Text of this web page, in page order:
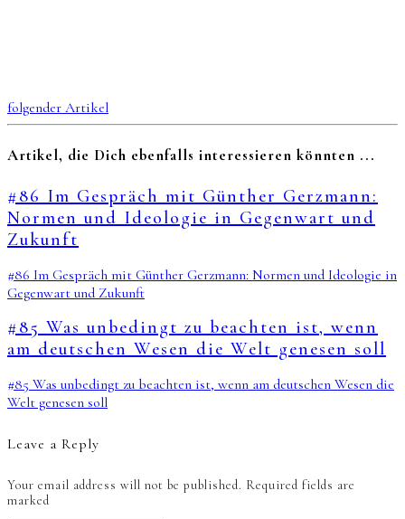
folgender Artikel
Artikel, die Dich ebenfalls interessieren könnten ...
#86 Im Gespräch mit Günther Gerzmann:
Normen und Ideologie in Gegenwart und
Zukunft
#86 Im Gespräch mit Günther Gerzmann: Normen und Ideologie in
Gegenwart und Zukunft
#85 Was unbedingt zu beachten ist, wenn
am deutschen Wesen die Welt genesen soll
#85 Was unbedingt zu beachten ist, wenn am deutschen Wesen die
Welt genesen soll
Leave a Reply
Your email address will not be published. Required fields are
marked